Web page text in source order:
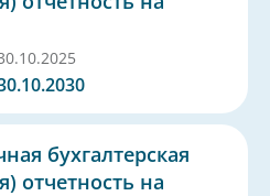
бухгалтерская
отчетность на